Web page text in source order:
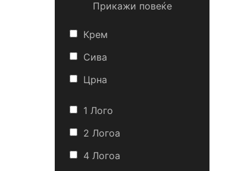
Прикажи повеќе
Крем
Сива
Црна
1 Лого
2 Логоa
4 Логоa